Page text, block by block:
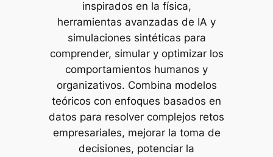
inspirados en la física,
herramientas avanzadas de IA y
simulaciones sintéticas para
comprender, simular y optimizar los
comportamientos humanos y
organizativos. Combina modelos
teóricos con enfoques basados en
datos para resolver complejos retos
empresariales, mejorar la toma de
decisiones, potenciar la